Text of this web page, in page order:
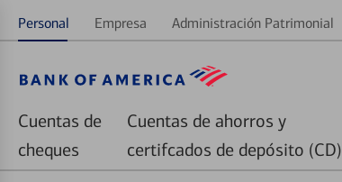
Personal Empresa Administración Patrimonial
Cuentas de
cheques
Cuentas de ahorros y
certifcados de depósito (CD)